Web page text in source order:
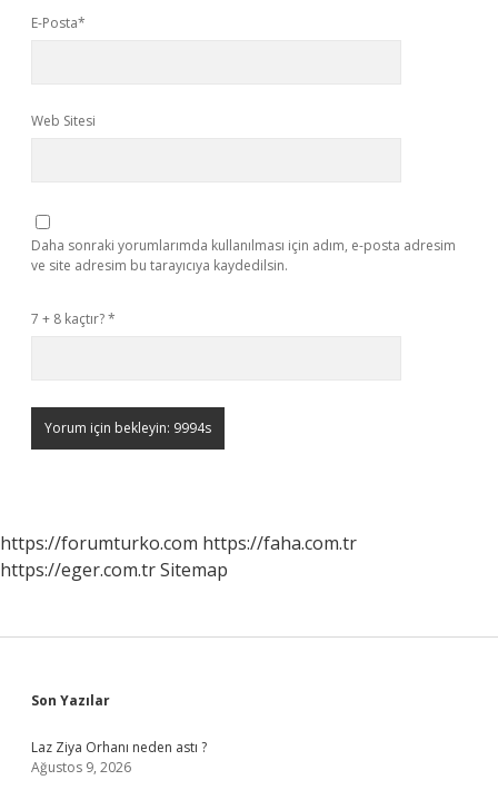
E-Posta*
Web Sitesi
Daha sonraki yorumlarımda kullanılması için adım, e-posta adresim
ve site adresim bu tarayıcıya kaydedilsin.
7 + 8 kaçtır?*
https://forumturko.com https://faha.com.tr
https://eger.com.trSitemap
Sidebar
Son Yazılar
Laz Ziya Orhanı neden astı ?
Ağustos 9, 2026